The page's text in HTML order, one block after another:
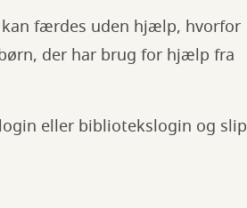
færdes uden hjælp, hvorfor
der har brug for hjælp fra
eller bibliotekslogin og slip